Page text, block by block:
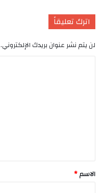
اترك تعليقاً
لن يتم نشر عنوان بريدك الإلكتروني.
*
الاسم*